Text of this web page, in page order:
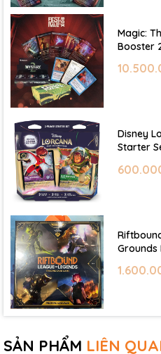
Magic:
Booster
Disney
Starter
Grounds
SẢN PHẨM LIÊN